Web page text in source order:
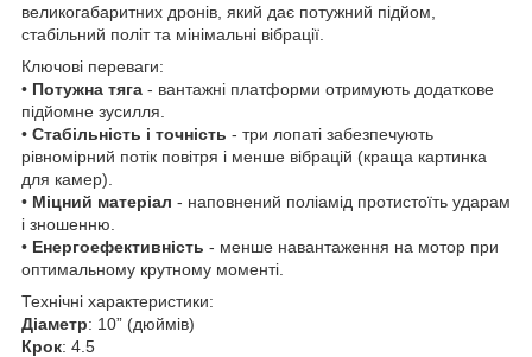
великогабаритних дронів, який дає потужний підйом,
стабільний політ та мінімальні вібрації.
Ключові переваги:
• Потужна тяга - вантажні платформи отримують додаткове
підйомне зусилля.
• Стабільність і точність - три лопаті забезпечують
рівномірний потік повітря і менше вібрацій (краща картинка
для камер).
• Міцний матеріал - наповнений поліамід протистоїть ударам
і зношенню.
• Енергоефективність - менше навантаження на мотор при
оптимальному крутному моменті.
Технічні характеристики:
Діаметр: 10” (дюймів)
Крок: 4.5